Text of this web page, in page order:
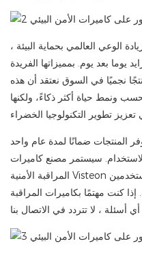
الوعي العالمي بحماية البيئة ،
يوما بعد يوم. بمميزاتها الفريدة
نجميًا في السوق نعتقد أن هذه
فحسب ونمط حياة أكثر ذكاءً، ولكنها
المنتجات ضمانًا لمدة عام واحد
سيستمر مصنع كاميرات
المراقبة الأمنية Visteon في دعم روح الابتكار، لتزويد غالبية المستخدمين
إذا كنت مهتمًا بكاميرات المراقبة
أسئلة